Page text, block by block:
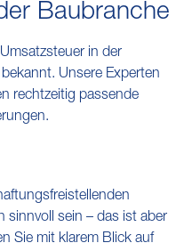
Baubranche
in der
Unsere Experten
rechtzeitig passende
sinnvoll sein – das ist aber
Sie mit klarem Blick auf